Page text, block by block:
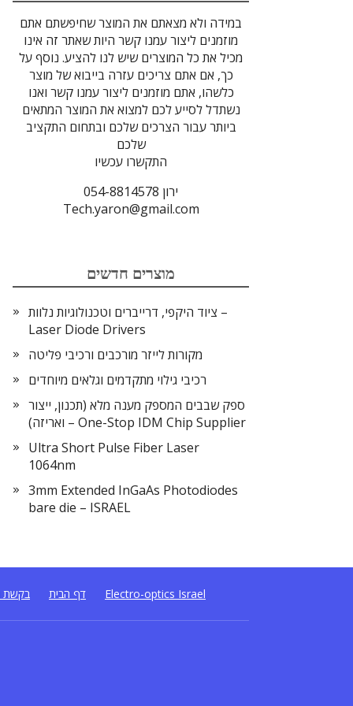
במידה ולא מצאתם את המוצר שחיפשתם אתם
מוזמנים ליצור עמנו קשר היות שאתר זה אינו
מכיל את כל המוצרים שיש לנו להציע. נוסף על
כך, אם אתם צריכים עזרה בייבוא של מוצר
כלשהו, אתם מוזמנים ליצור עמנו קשר ואנו
נשתדל לסייע לכם למצוא את המוצר המתאים
ביותר עבור הצרכים שלכם ובתחום התקציב
שלכם
התקשרו עכשיו
ירון 054-8814578
Tech.yaron@gmail.com
מוצרים חדשים
ציוד היקפי, דרייברים וטכנולוגיות נלוות –
Laser Diode Drivers
מקורות לייזר מורכבים ורכיבי פליטה
רכיבי גילוי מתקדמים וגלאים מיוחדים
ספק שבבים המספק מענה מלא (תכנון, ייצור
ואריזה) – One-Stop IDM Chip Supplier
Ultra Short Pulse Fiber Laser
1064nm
3mm Extended InGaAs Photodiodes
bare die – ISRAEL
בקשת דף הבית Electro-optics Israel